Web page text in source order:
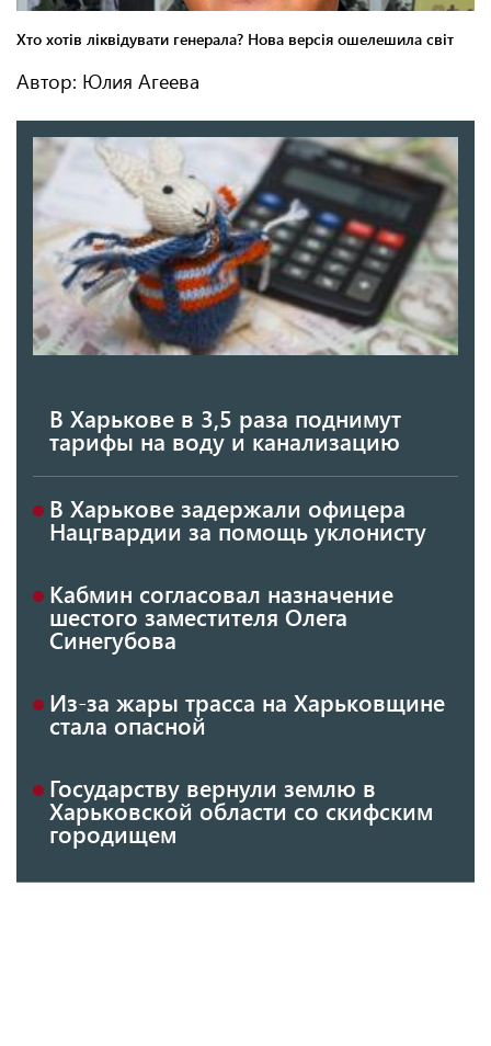
Автор: Юлия Агеева
В Харькове в 3,5 раза поднимут
тарифы на воду и канализацию
В Харькове задержали офицера
Нацгвардии за помощь уклонисту
Кабмин согласовал назначение
шестого заместителя Олега
Синегубова
Из-за жары трасса на Харьковщине
стала опасной
Государству вернули землю в
Харьковской области со скифским
городищем